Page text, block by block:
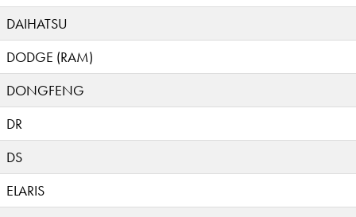
DAIHATSU
DODGE (RAM)
DONGFENG
DR
DS
ELARIS